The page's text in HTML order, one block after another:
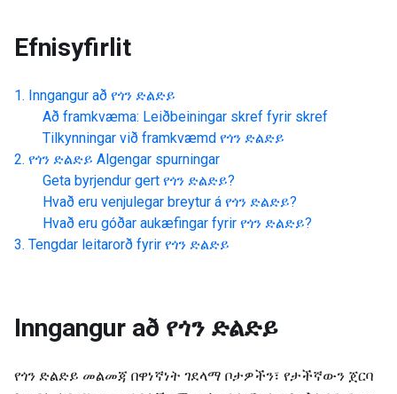
Efnisyfirlit
Inngangur að የጎን ድልድይ
Að framkvæma: Leiðbeiningar skref fyrir skref
Tilkynningar við framkvæmd የጎን ድልድይ
የጎን ድልድይ Algengar spurningar
Geta byrjendur gert የጎን ድልድይ?
Hvað eru venjulegar breytur á የጎን ድልድይ?
Hvað eru góðar aukæfingar fyrir የጎን ድልድይ?
Tengdar leitarorð fyrir የጎን ድልድይ
Inngangur að የጎን ድልድይ
የጎን ድልድይ መልመጃ በዋነኛነት ገደላማ ቦታዎችን፣ የታችኛውን ጀርባ